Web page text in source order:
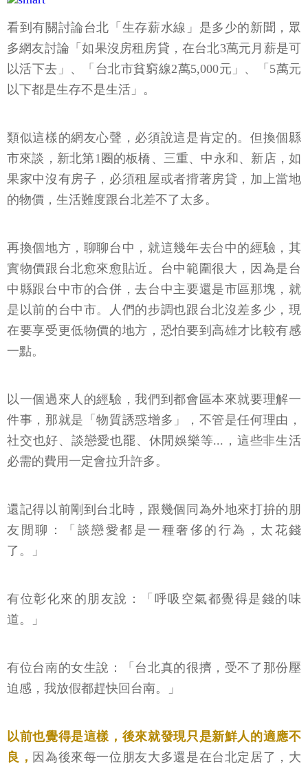
看到有關討論台北「生存薪水線」是多少的新聞，眾
多網友討論「如果沒房租房貸，在台北3萬元月薪是可
以活下去」、「台北市貧窮線2萬5,000元」、「5萬元
以下都是生存不是生活」。
類似這樣的網友心聲，必須說這是肯定的。但換個縣
市來談，新北第1圈的板橋、三重、中永和、新店，如
果家中沒有房子，必須租屋或者揹著房貸，加上當地
的物價，生活難度跟台北差不了太多。
再換個地方，聊聊台中，就這幾年去台中的經驗，其
實物價跟台北愈來愈貼近。台中範圍很大，因為是台
中縣跟台中市的合併，去台中主要還是市區那塊，就
是以前的台中市。人們的步調也跟台北沒差多少，現
在要享受更低物價的地方，恐怕要到高雄才比較有感
一點。
以一個過來人的經驗，我們到都會區本來就要理解一
件事，那就是「物質誘惑增多」，不管是任何理由，
社交也好、談戀愛也罷、休閒娛樂等...，這些非生活
必需的費用一定會拉升許多。
還記得以前剛到台北時，跟幾個同為外地來打拚的朋
友閒聊：「談戀愛都是一種奢侈的行為，太花錢
了。」
有位彰化來的朋友說：「呼吸空氣都覺得是錢的味
道。」
有位台南的女生說：「台北真的很擠，受不了那份壓
迫感，我放假都趕快回台南。」
以前也覺得是這樣，後來就發現只是新鮮人的適應不
良， 因為後來每一位朋友大多還是在台北定居了，大